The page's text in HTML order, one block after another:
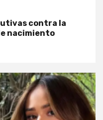
contra la
nacimiento